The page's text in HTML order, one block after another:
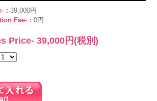
：39,000円
Fee-：0円
Price-39,000 円(税別)